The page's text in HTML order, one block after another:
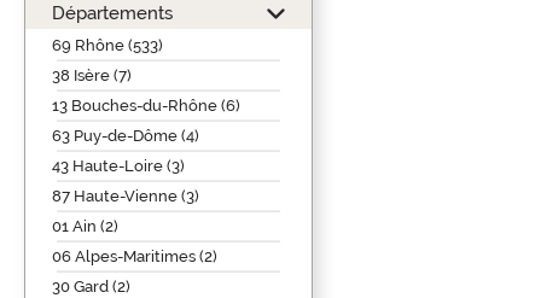
Départements
69 Rhône (533)
38 Isère (7)
13 Bouches-du-Rhône (6)
63 Puy-de-Dôme (4)
43 Haute-Loire (3)
87 Haute-Vienne (3)
01 Ain (2)
06 Alpes-Maritimes (2)
30 Gard (2)